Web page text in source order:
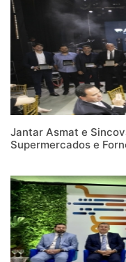
Jantar Asmat e
Supermercados e